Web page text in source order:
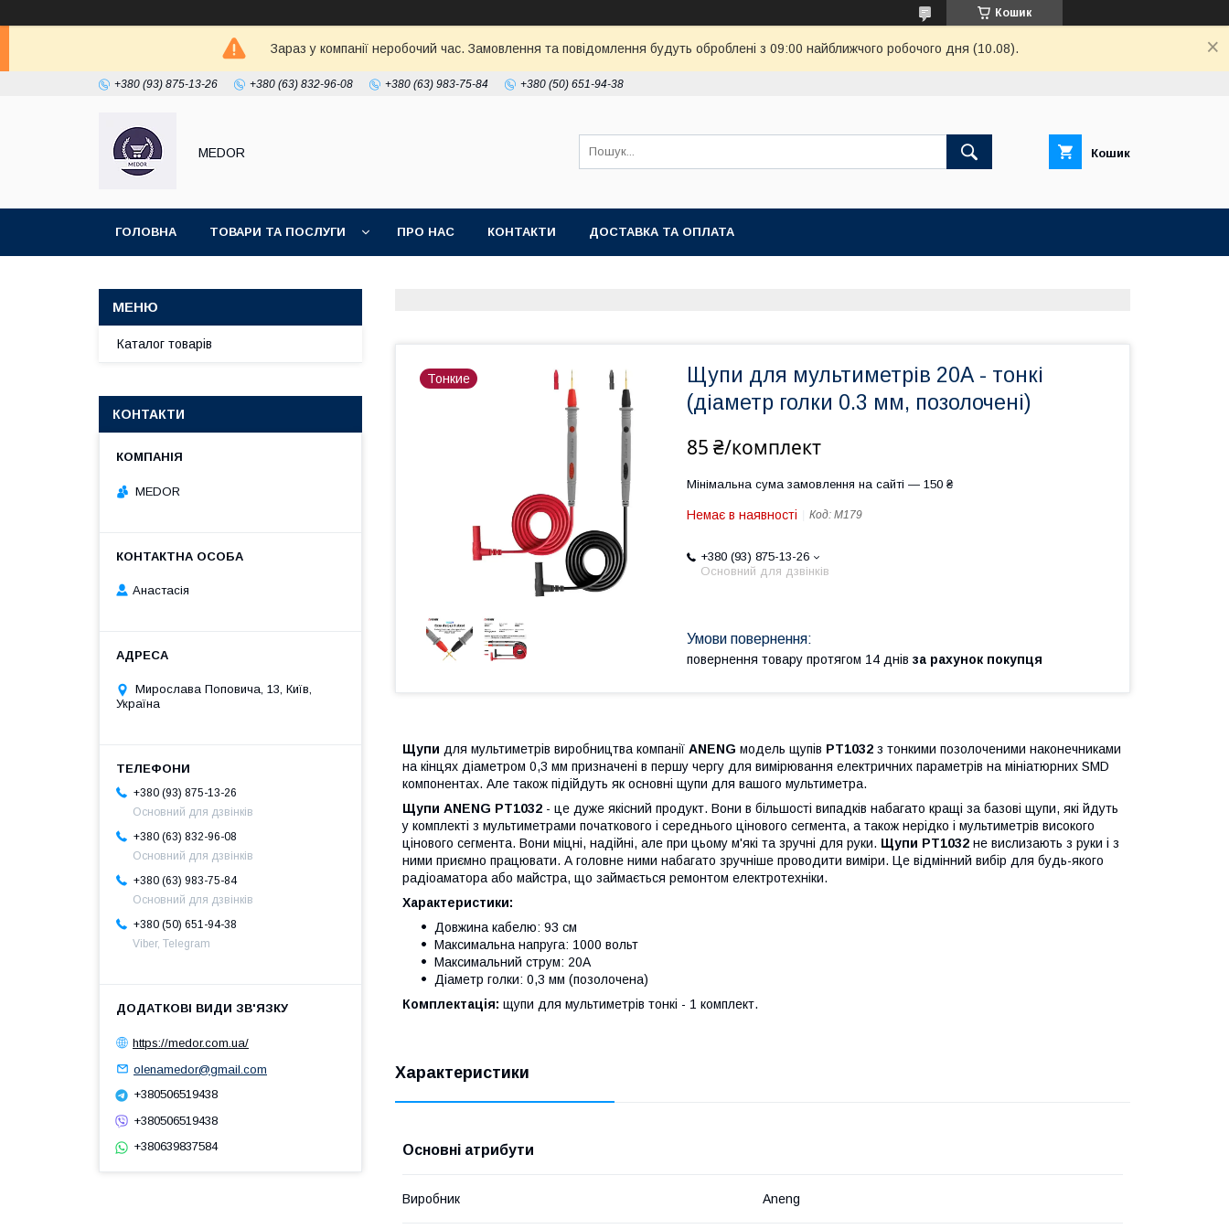
Кошик
Зараз у компанії неробочий час. Замовлення та повідомлення будуть оброблені з 09:00 найближчого робочого дня (10.08).
+380 (93) 875-13-26 +380 (63) 832-96-08 +380 (63) 983-75-84 +380 (50) 651-94-38
MEDOR Кошик
ГОЛОВНА ТОВАРИ ТА ПОСЛУГИ ПРО НАС КОНТАКТИ ДОСТАВКА ТА ОПЛАТА
Тонкие
Щупи для мультиметрів 20А - тонкі
(діаметр голки 0.3 мм, позолочені)
85 ₴/комплект
Мінімальна сума замовлення на сайті — 150 ₴
Немає в наявності Код: M179
+380 (93) 875-13-26
Основний для дзвінків
повернення товару протягом 14 днів за рахунок покупця
Щупи для мультиметрів виробництва компанії ANENG модель щупів PT1032 з тонкими позолоченими наконечниками
на кінцях діаметром 0,3 мм призначені в першу чергу для вимірювання електричних параметрів на мініатюрних SMD
компонентах. Але також підійдуть як основні щупи для вашого мультиметра.
Щупи ANENG PT1032 - це дуже якісний продукт. Вони в більшості випадків набагато кращі за базові щупи, які йдуть
у комплекті з мультиметрами початкового і середнього цінового сегмента, а також нерідко і мультиметрів високого
цінового сегмента. Вони міцні, надійні, але при цьому м'які та зручні для руки. Щупи PT1032 не вислизають з руки і з
ними приємно працювати. А головне ними набагато зручніше проводити виміри. Це відмінний вибір для будь-якого
радіоаматора або майстра, що займається ремонтом електротехніки.
Характеристики:
Довжина кабелю: 93 см
Максимальна напруга: 1000 вольт
Максимальний струм: 20А
Діаметр голки: 0,3 мм (позолочена)
Комплектація: щупи для мультиметрів тонкі - 1 комплект.
Характеристики
Основні атрибути
Виробник Aneng
Каталог товарів
КОНТАКТИ
MEDOR
Анастасія
Мирослава Поповича, 13, Київ,
Україна
+380 (93) 875-13-26
Основний для дзвінків
+380 (63) 832-96-08
Основний для дзвінків
+380 (63) 983-75-84
Основний для дзвінків
+380 (50) 651-94-38
Viber, Telegram
https://medor.com.ua/
olenamedor@gmail.com
+380506519438
+380506519438
+380639837584